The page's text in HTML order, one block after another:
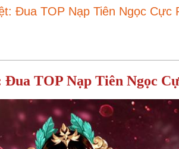
Đua TOP Nạp Tiên Ngọc Cực
TOP Nạp Tiên Ngọc